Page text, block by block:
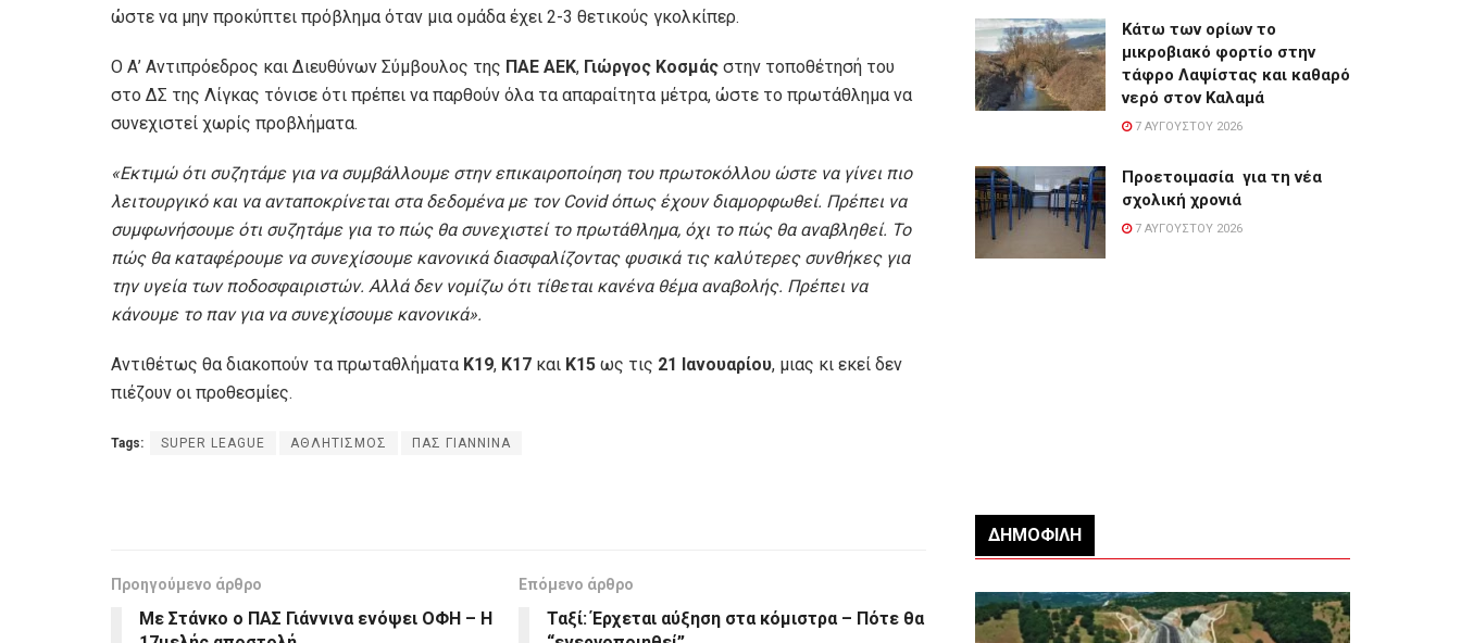
ώστε να μην προκύπτει πρόβλημα όταν μια ομάδα έχει 2-3 θετικούς γκολκίπερ.
Ο Α’ Αντιπρόεδρος και Διευθύνων Σύμβουλος της ΠΑΕ ΑΕΚ, Γιώργος Κοσμάς στην τοποθέτησή του
στο ΔΣ της Λίγκας τόνισε ότι πρέπει να παρθούν όλα τα απαραίτητα μέτρα, ώστε το πρωτάθλημα να
συνεχιστεί χωρίς προβλήματα.
«Εκτιμώ ότι συζητάμε για να συμβάλλουμε στην επικαιροποίηση του πρωτοκόλλου ώστε να γίνει πιο
λειτουργικό και να ανταποκρίνεται στα δεδομένα με τον Covid όπως έχουν διαμορφωθεί. Πρέπει να
συμφωνήσουμε ότι συζητάμε για το πώς θα συνεχιστεί το πρωτάθλημα, όχι το πώς θα αναβληθεί. Το
πώς θα καταφέρουμε να συνεχίσουμε κανονικά διασφαλίζοντας φυσικά τις καλύτερες συνθήκες για
την υγεία των ποδοσφαιριστών. Αλλά δεν νομίζω ότι τίθεται κανένα θέμα αναβολής. Πρέπει να
κάνουμε το παν για να συνεχίσουμε κανονικά».
Αντιθέτως θα διακοπούν τα πρωταθλήματα Κ19, Κ17 και Κ15 ως τις 21 Ιανουαρίου, μιας κι εκεί δεν
πιέζουν οι προθεσμίες.
Tags: SUPER LEAGUE ΑΘΛΗΤΙΣΜΟΣ ΠΑΣ ΓΙΑΝΝΙΝΑ
Προηγούμενο άρθρο
Με Στάνκο ο ΠΑΣ Γιάννινα ενόψει ΟΦΗ – Η
Επόμενο άρθρο
Ταξί: Έρχεται αύξηση στα κόμιστρα – Πότε θα
Κάτω των ορίων το
μικροβιακό φορτίο στην
τάφρο Λαψίστας και καθαρό
νερό στον Καλαμά
7 ΑΥΓΟΎΣΤΟΥ 2026
Προετοιμασία για τη νέα
σχολική χρονιά
7 ΑΥΓΟΎΣΤΟΥ 2026
ΔΗΜΟΦΙΛΉ